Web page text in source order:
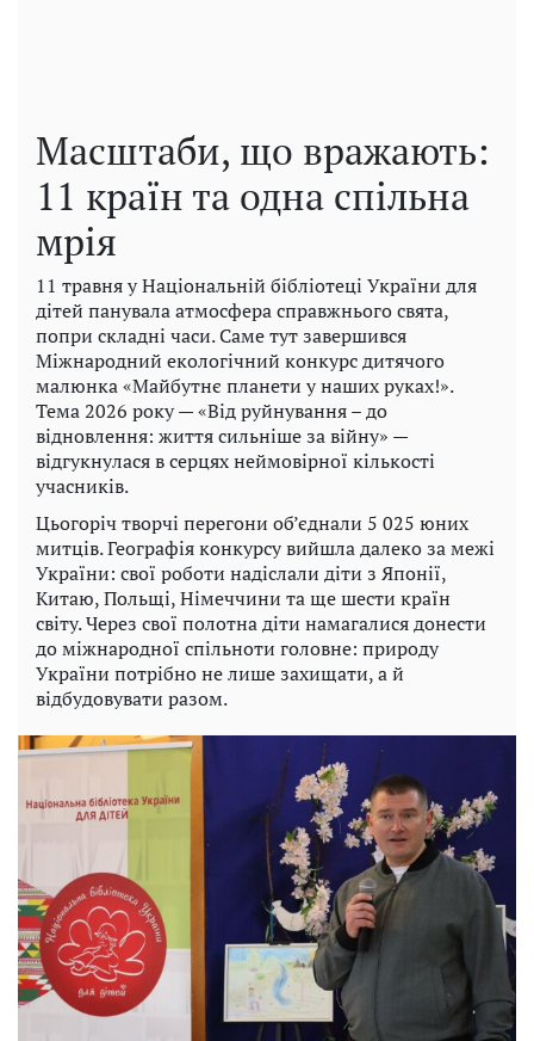
Масштаби, що вражають:
11 країн та одна спільна
мрія
11 травня у Національній бібліотеці України для
дітей панувала атмосфера справжнього свята,
попри складні часи. Саме тут завершився
Міжнародний екологічний конкурс дитячого
малюнка «Майбутнє планети у наших руках!».
Тема 2026 року — «Від руйнування – до
відновлення: життя сильніше за війну» —
відгукнулася в серцях неймовірної кількості
учасників.
Цьогоріч творчі перегони об’єднали 5 025 юних
митців. Географія конкурсу вийшла далеко за межі
України: свої роботи надіслали діти з Японії,
Китаю, Польщі, Німеччини та ще шести країн
світу. Через свої полотна діти намагалися донести
до міжнародної спільноти головне: природу
України потрібно не лише захищати, а й
відбудовувати разом.